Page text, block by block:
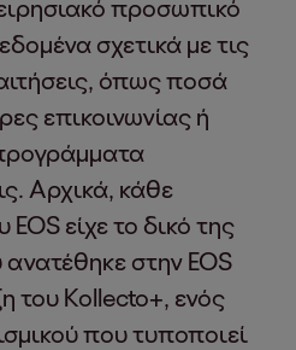
προσωπικό
σχετικά με τις
όπως ποσά
επικοινωνίας ή
Αρχικά, κάθε
είχε το δικό της
στην EOS
του Kollecto+, ενός
που τυποποιεί